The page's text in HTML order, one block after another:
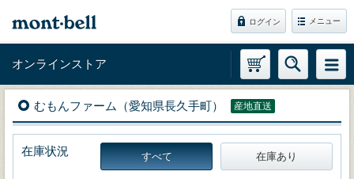
ログイン メニュー
オンラインストア
むもんファーム（愛知県長久手町） 産地直送
在庫状況 すべて 在庫あり